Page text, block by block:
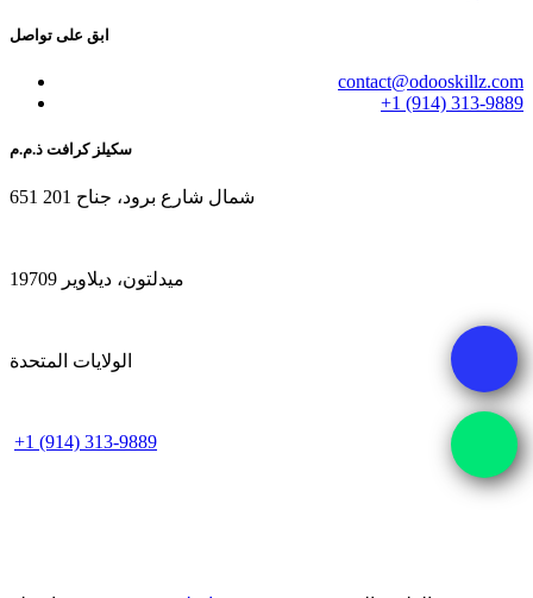
ابق على تواصل
contact@odooskillz.com
+1 (914) 313-9889
سكيلز كرافت ذ.م.م
651 شمال شارع برود، جناح 201
ميدلتون، ديلاوير 19709
الولايات المتحدة
+1 (914) 313-9889